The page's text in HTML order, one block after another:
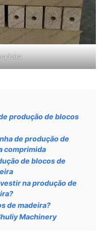
produção de blocos
de produção de
comprimida
de blocos de
na produção de
de madeira?
Machinery